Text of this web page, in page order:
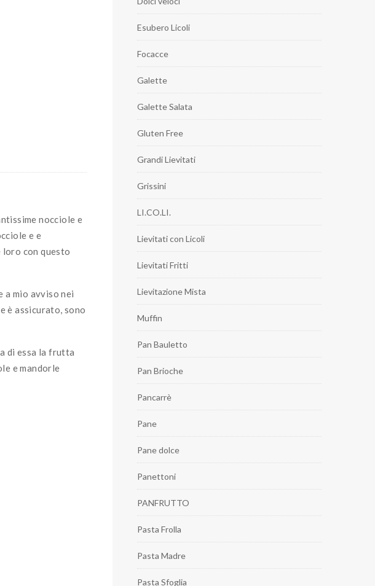
nocciole e
e e
loro con questo
a mio avviso nei
è assicurato, sono
di essa la frutta
e mandorle
Esubero Licoli
Focacce
Galette
Galette Salata
Gluten Free
Grandi Lievitati
Grissini
LI.CO.LI.
Lievitati con Licoli
Lievitati Fritti
Lievitazione Mista
Muffin
Pan Bauletto
Pan Brioche
Pancarrè
Pane
Pane dolce
Panettoni
PANFRUTTO
Pasta Frolla
Pasta Madre
Pasta Sfoglia